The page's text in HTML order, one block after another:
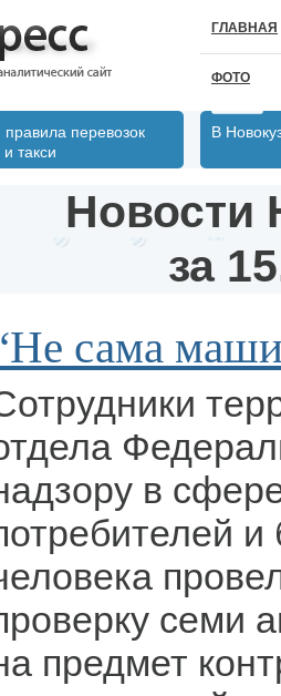
ГЛАВНАЯ
ФОТО
перевозок
такси
В
Новости
за
сама
в
и
семи
предмет